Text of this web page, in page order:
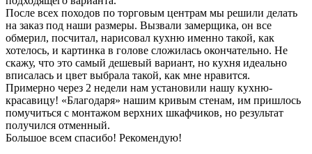
После всех походов по торговым центрам мы решили делать
на заказ под наши размеры. Вызвали замерщика, он все
обмерил, посчитал, нарисовал кухню именно такой, как
хотелось, и картинка в голове сложилась окончательно. Не
скажу, что это самый дешевый вариант, но кухня идеально
вписалась и цвет выбрала такой, как мне нравится.
Примерно через 2 недели нам установили нашу кухню-
красавицу! «Благодаря» нашим кривым стенам, им пришлось
помучиться с монтажом верхних шкафчиков, но результат
получился отменный.
Большое всем спасибо! Рекомендую!